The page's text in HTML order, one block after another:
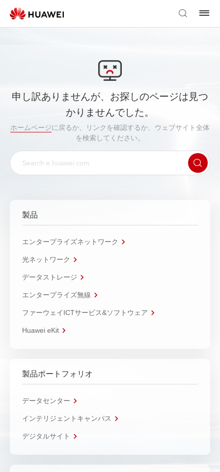
申し訳ありませんが、お探しのページは見つ
かりませんでした。
ホームページに戻るか、リンクを確認するか、ウェブサイト全体
を検索してください。
製品
エンタープライズネットワーク
光ネットワーク
データストレージ
エンタープライズ無線
ファーウェイICTサービス&ソフトウェア
Huawei eKit
製品ポートフォリオ
データセンター
インテリジェントキャンパス
デジタルサイト